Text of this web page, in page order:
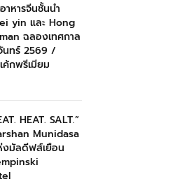
าหารจีนชั้นนำ
yin และ Hong
ฉลองเทศกาล
นทร์ 2569 /
กพรีเมียม
HEAT. SALT.”
Munidasa
งมัลดีฟส์เยือน